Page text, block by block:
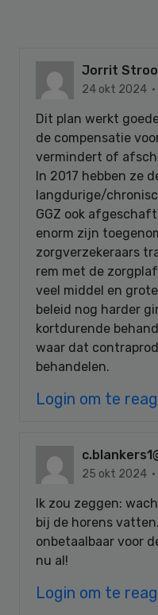
Jorrit
24 okt 2024 ·
Dit plan werkt
de compensatie
vermindert of
In 2017 hebben ze
langdurige/
GGZ ook
enorm zijn
zorgverzekeraars
rem met de
veel middel en
beleid nog harder
kortdurende
waar dat
behandelen.
Login om te
25 okt 2024 ·
Ik zou zeggen:
bij de horens
onbetaalbaar voor
nu al!
Login om te